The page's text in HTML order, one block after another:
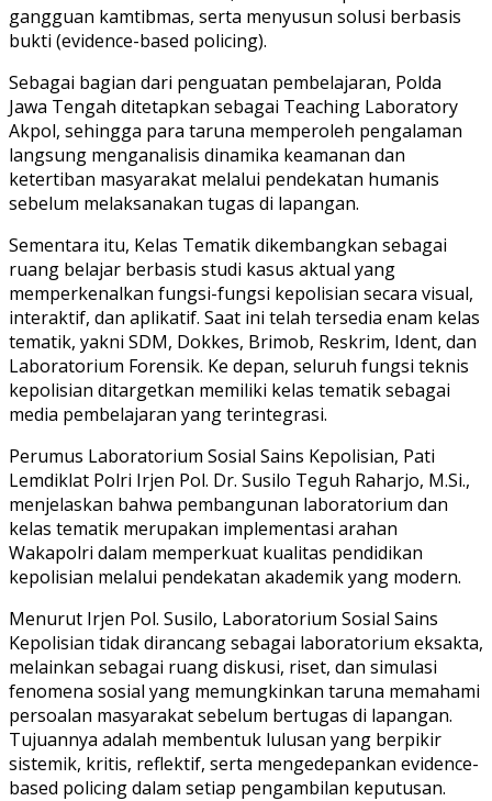
gangguan kamtibmas, serta menyusun solusi berbasis
bukti (evidence-based policing).
Sebagai bagian dari penguatan pembelajaran, Polda
Jawa Tengah ditetapkan sebagai Teaching Laboratory
Akpol, sehingga para taruna memperoleh pengalaman
langsung menganalisis dinamika keamanan dan
ketertiban masyarakat melalui pendekatan humanis
sebelum melaksanakan tugas di lapangan.
Sementara itu, Kelas Tematik dikembangkan sebagai
ruang belajar berbasis studi kasus aktual yang
memperkenalkan fungsi-fungsi kepolisian secara visual,
interaktif, dan aplikatif. Saat ini telah tersedia enam kelas
tematik, yakni SDM, Dokkes, Brimob, Reskrim, Ident, dan
Laboratorium Forensik. Ke depan, seluruh fungsi teknis
kepolisian ditargetkan memiliki kelas tematik sebagai
media pembelajaran yang terintegrasi.
Perumus Laboratorium Sosial Sains Kepolisian, Pati
Lemdiklat Polri Irjen Pol. Dr. Susilo Teguh Raharjo, M.Si.,
menjelaskan bahwa pembangunan laboratorium dan
kelas tematik merupakan implementasi arahan
Wakapolri dalam memperkuat kualitas pendidikan
kepolisian melalui pendekatan akademik yang modern.
Menurut Irjen Pol. Susilo, Laboratorium Sosial Sains
Kepolisian tidak dirancang sebagai laboratorium eksakta,
melainkan sebagai ruang diskusi, riset, dan simulasi
fenomena sosial yang memungkinkan taruna memahami
persoalan masyarakat sebelum bertugas di lapangan.
Tujuannya adalah membentuk lulusan yang berpikir
sistemik, kritis, reflektif, serta mengedepankan evidence-
based policing dalam setiap pengambilan keputusan.